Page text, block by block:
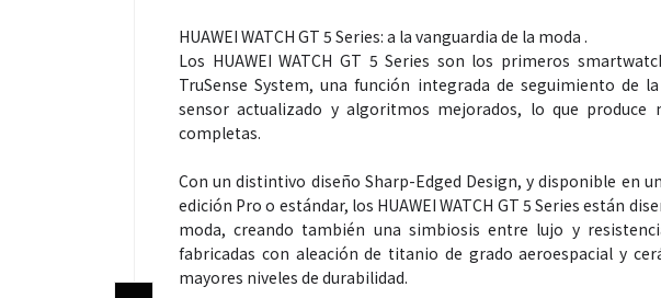
HUAWEI WATCH GT 5 Series: a la vanguardia de la moda .
Los HUAWEI WATCH GT 5 Series son los primeros
TruSense System, una función integrada de seguimiento de
sensor actualizado y algoritmos mejorados, lo que produce
completas.
Con un distintivo diseño Sharp-Edged Design, y disponible en
edición Pro o estándar, los HUAWEI WATCH GT 5 Series están
moda, creando también una simbiosis entre lujo y
fabricadas con aleación de titanio de grado aeroespacial y
mayores niveles de durabilidad.